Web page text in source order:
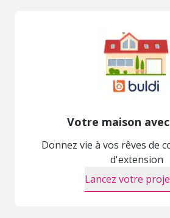
Votre maison
Donnez vie à vos rêves de
d'extension
Lancez votre